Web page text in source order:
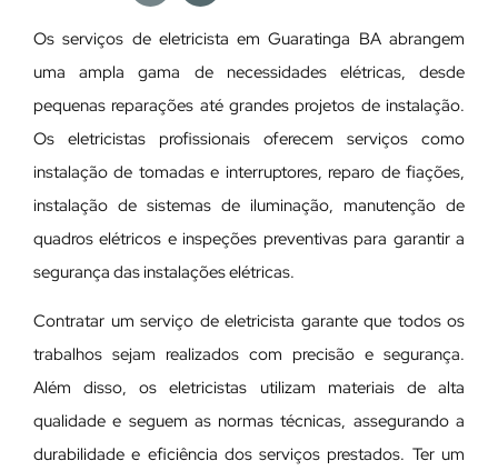
Os serviços de eletricista em Guaratinga BA abrangem
uma ampla gama de necessidades elétricas, desde
pequenas reparações até grandes projetos de instalação.
Os eletricistas profissionais oferecem serviços como
instalação de tomadas e interruptores, reparo de fiações,
instalação de sistemas de iluminação, manutenção de
quadros elétricos e inspeções preventivas para garantir a
segurança das instalações elétricas.
Contratar um serviço de eletricista garante que todos os
trabalhos sejam realizados com precisão e segurança.
Além disso, os eletricistas utilizam materiais de alta
qualidade e seguem as normas técnicas, assegurando a
durabilidade e eficiência dos serviços prestados. Ter um